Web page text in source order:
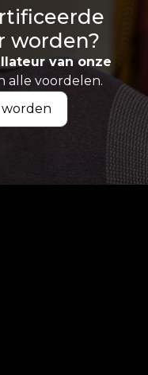
worden?
van onze
alle voordelen.